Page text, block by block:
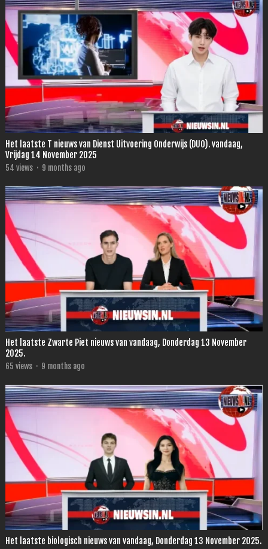
Het laatste T nieuws van Dienst Uitvoering Onderwijs (DUO). vandaag,
Vrijdag 14 November 2025
54 views · 9 months ago
Het laatste Zwarte Piet nieuws van vandaag, Donderdag 13 November
2025.
65 views · 9 months ago
Het laatste biologisch nieuws van vandaag, Donderdag 13 November 2025.